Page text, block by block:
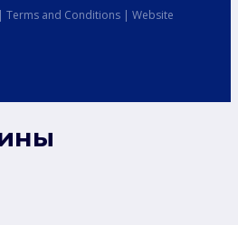
Terms and Conditions | Website